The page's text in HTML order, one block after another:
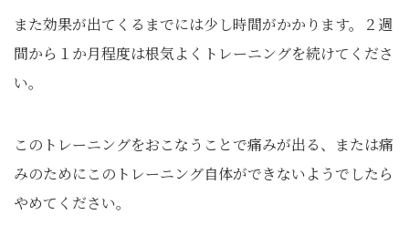
また効果が出てくるまでには少し時間がかかります。２週
間から１か月程度は根気よくトレーニングを続けてくださ
い。
このトレーニングをおこなうことで痛みが出る、または痛
みのためにこのトレーニング自体ができないようでしたら
やめてください。